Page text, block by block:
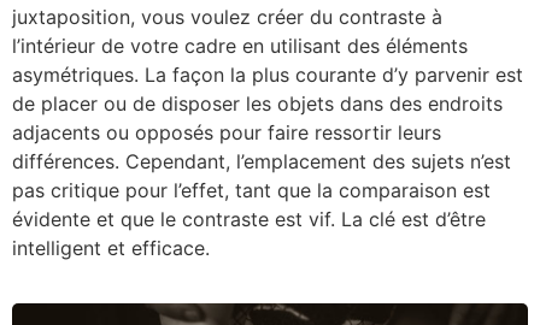
juxtaposition, vous voulez créer du contraste à
l’intérieur de votre cadre en utilisant des éléments
asymétriques. La façon la plus courante d’y parvenir est
de placer ou de disposer les objets dans des endroits
adjacents ou opposés pour faire ressortir leurs
différences. Cependant, l’emplacement des sujets n’est
pas critique pour l’effet, tant que la comparaison est
évidente et que le contraste est vif. La clé est d’être
intelligent et efficace.